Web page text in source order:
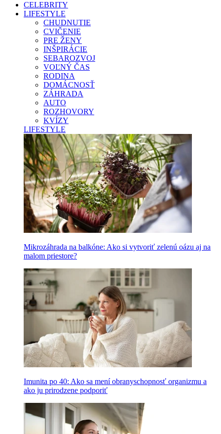
CELEBRITY
LIFESTYLE
CHUDNUTIE
CVIČENIE
PRE ŽENY
INŠPIRÁCIE
SEBAROZVOJ
VOĽNÝ ČAS
RODINA
DOMÁCNOSŤ
ZÁHRADA
AUTO
ROZHOVORY
KVÍZY
LIFESTYLE
Mikrozáhrada na balkóne: Ako si vytvoriť zelenú oázu aj na
malom priestore?
Imunita po 40: Ako sa mení obranyschopnosť organizmu a
ako ju prirodzene podporiť